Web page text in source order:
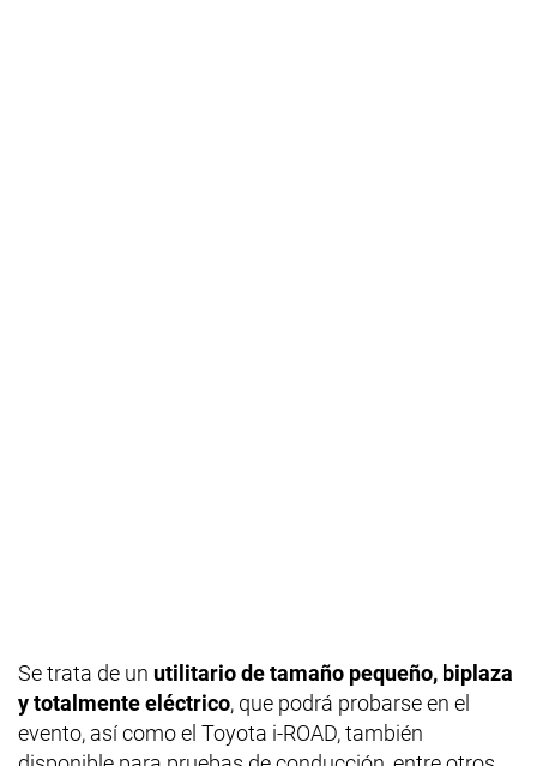
Se trata de un utilitario de tamaño pequeño, biplaza
y totalmente eléctrico, que podrá probarse en el
evento, así como el Toyota i-ROAD, también